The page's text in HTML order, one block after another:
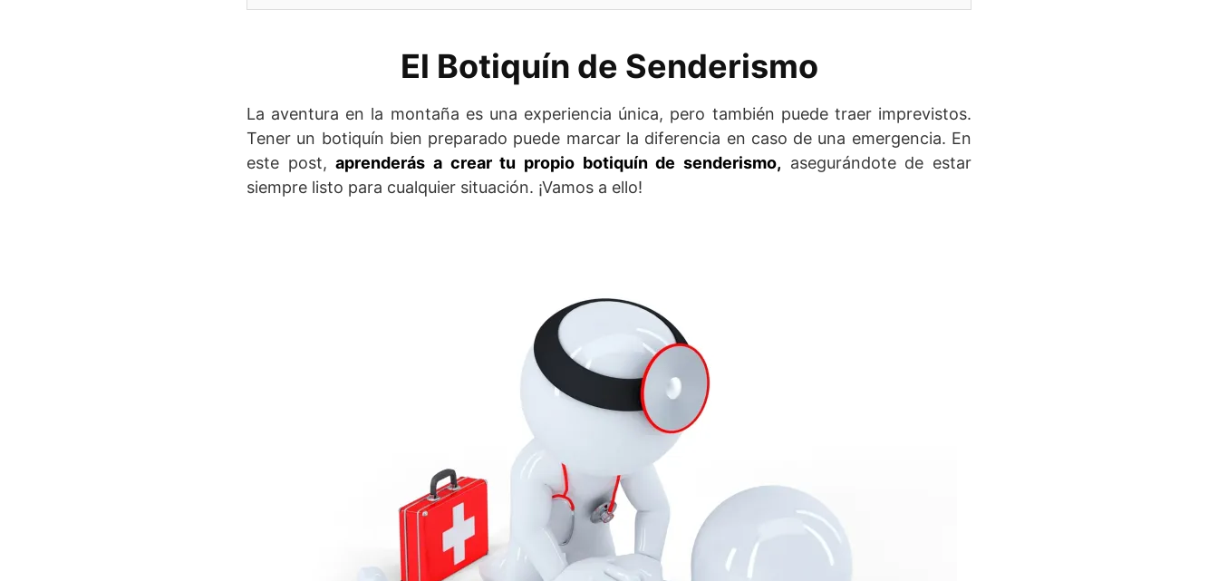
El Botiquín de Senderismo
La aventura en la montaña es una experiencia única, pero también puede traer imprevistos.
Tener un botiquín bien preparado puede marcar la diferencia en caso de una emergencia. En
este post,aprenderás a crear tu propio botiquín de senderismo, asegurándote de estar
siempre listo para cualquier situación. ¡Vamos a ello!